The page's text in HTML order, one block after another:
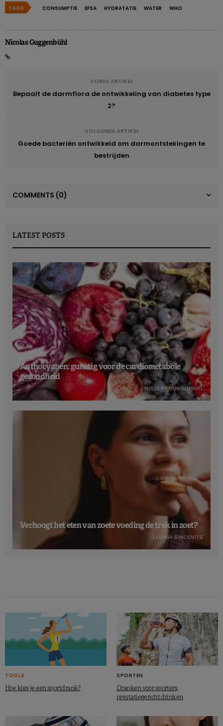
TAGS CONSUMPTIE EFSA HYDRATATIE WATER WHO
Nicolas Guggenbühl
VORIG ARTIKEL
Bepaalt de darmflora de ontwikkeling van diabetes type
2?
VOLGENDE ARTIKEL
Goede bacteriën ontwikkeld om darmontstekingen te
bestrijden
COMMENTS (0)
LATEST POSTS
Anthocyanen: gunstig voor de cardiometabole
gezondheid
NICOLAS GUGGENBÜHL
Verhoogt het eten van zoete voeding de trek in zoet?
LAVINIA SINCOVITS
TOOLS
Hoe kies je een sportdrank?
SPORTEN
Dranken voor sporters,
prestatiegericht drinken